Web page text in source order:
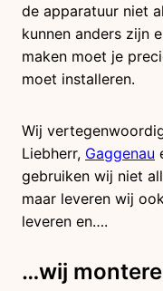
de apparatuur niet
kunnen anders zijn
maken moet je
moet installeren.
Wij
Liebherr, Gaggenau
gebruiken wij niet
maar leveren wij
leveren en….
…wij